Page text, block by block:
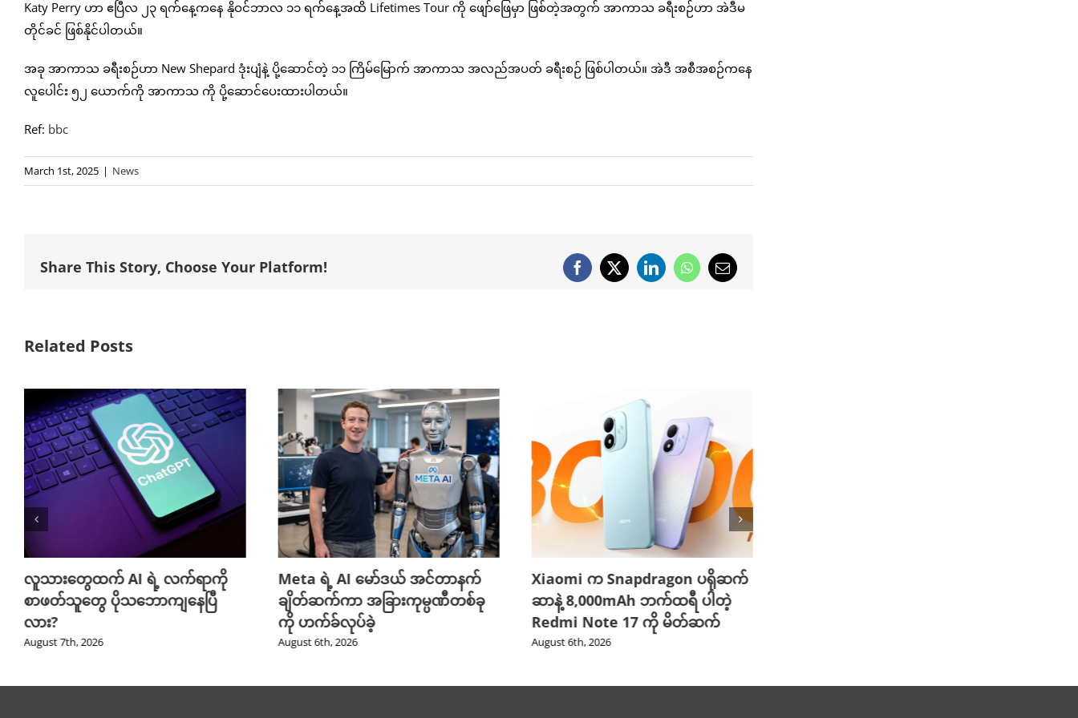
Katy Perry ဟာ ဧပြီလ ၂၃ ရက်နေ့ကနေ နိုဝင်ဘာလ ၁၁ ရက်နေ့အထိ Lifetimes Tour ကို ဖျော်ဖြေမှာ ဖြစ်တဲ့အတွက် အာကာသ ခရီးစဉ်ဟာ အဲဒီမ
တိုင်ခင် ဖြစ်နိုင်ပါတယ်။
အခု အာကာသ ခရီးစဉ်ဟာ New Shepard ဒုံးပျံနဲ့ ပို့ဆောင်တဲ့ ၁၁ ကြိမ်မြောက် အာကာသ အလည်အပတ် ခရီးစဉ် ဖြစ်ပါတယ်။ အဲဒီ အစီအစဉ်ကနေ
လူပေါင်း ၅၂ ယောက်ကို အာကာသ ကို ပို့ဆောင်ပေးထားပါတယ်။
Ref: bbc
March 1st, 2025 | News
Share This Story, Choose Your Platform! Facebook
X LinkedInWhatsApp
Email
Related Posts
လူသားတွေထက် AI ရဲ့ လက်ရာကို
စာဖတ်သူတွေ ပိုသဘောကျနေပြီ
လား?
August 7th, 2026
Meta ရဲ့ AI မော်ဒယ် အင်တာနက်
ချိတ်ဆက်ကာ အခြားကုမ္ပဏီတစ်ခု
ကို ဟက်ခ်လုပ်ခဲ့
August 6th, 2026
Xiaomi က Snapdragon ပရိုဆက်
ဆာနဲ့ 8,000mAh ဘက်ထရီ ပါတဲ့
Redmi Note 17 ကို မိတ်ဆက်
August 6th, 2026